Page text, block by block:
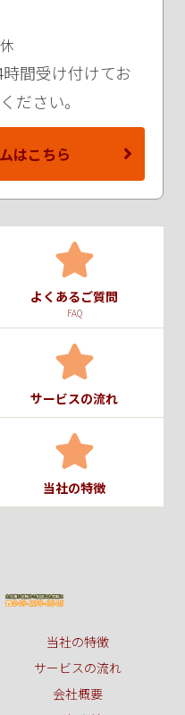
間受け付けてお
ださい。
はこちら
よくあるご質問
FAQ
サービスの流れ
当社の特徴
当社の特徴
サービスの流れ
会社概要